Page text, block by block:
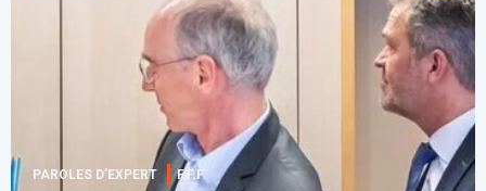
PAROLES D’EXPERT F.F.F.